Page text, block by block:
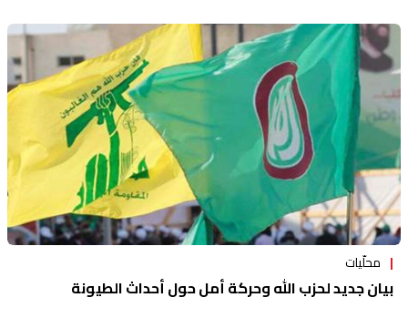
محلّيات
بيان جديد لحزب الله وحركة أمل حول أحداث الطيونة